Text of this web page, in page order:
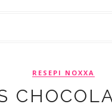
RESEPI NOXXA